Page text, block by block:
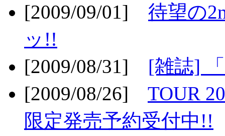
[2009/09/01] 待望の
ッ!!
[2009/08/31] [雑誌]
[2009/08/26] TOUR
限定発売予約受付中!!